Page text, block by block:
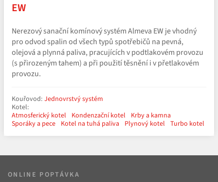
EW
Nerezový sanační komínový systém Almeva EW je vhodný
pro odvod spalin od všech typů spotřebičů na pevná,
olejová a plynná paliva, pracujících v podtlakovém provozu
(s přirozeným tahem) a při použití těsnění i v přetlakovém
provozu.
Kouřovod: Jednovrstvý systém
Kotel:
Atmosferický kotel
Kondenzační kotel
Krby a kamna
Sporáky a pece Kotel na tuhá paliva Plynový kotel Turbo kotel
ONLINE POPTÁVKA